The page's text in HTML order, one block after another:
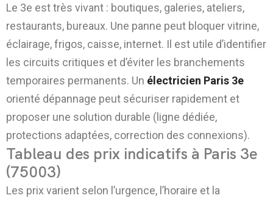
Le 3e est très vivant : boutiques, galeries, ateliers,
restaurants, bureaux. Une panne peut bloquer vitrine,
éclairage, frigos, caisse, internet. Il est utile d’identifier
les circuits critiques et d’éviter les branchements
temporaires permanents. Un électricien Paris 3e
orienté dépannage peut sécuriser rapidement et
proposer une solution durable (ligne dédiée,
protections adaptées, correction des connexions).
Tableau des prix indicatifs à Paris 3e
(75003)
Les prix varient selon l’urgence, l’horaire et la